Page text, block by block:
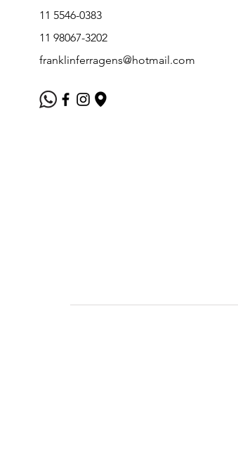
11 5546-0383
11 98067-3202
franklinferragens@hotmail.com